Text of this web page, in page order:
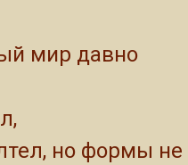
мир давно
но формы не